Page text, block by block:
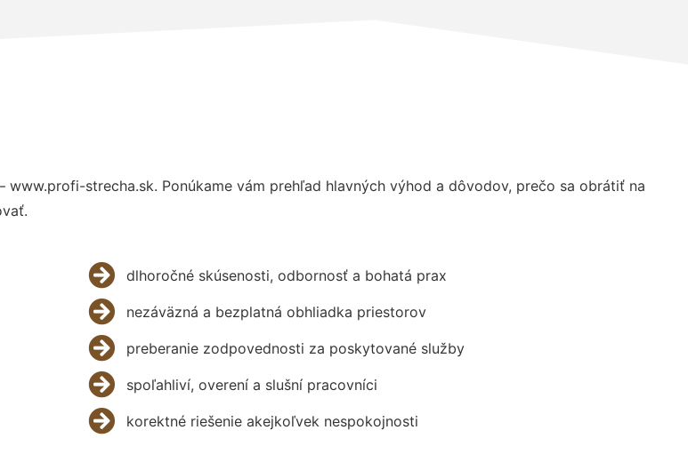
www.profi-strecha.sk. Ponúkame vám prehľad hlavných výhod a dôvodov, prečo sa obrátiť na
dlhoročné skúsenosti, odbornosť a bohatá prax
nezáväzná a bezplatná obhliadka priestorov
preberanie zodpovednosti za poskytované služby
spoľahliví, overení a slušní pracovníci
korektné riešenie akejkoľvek nespokojnosti